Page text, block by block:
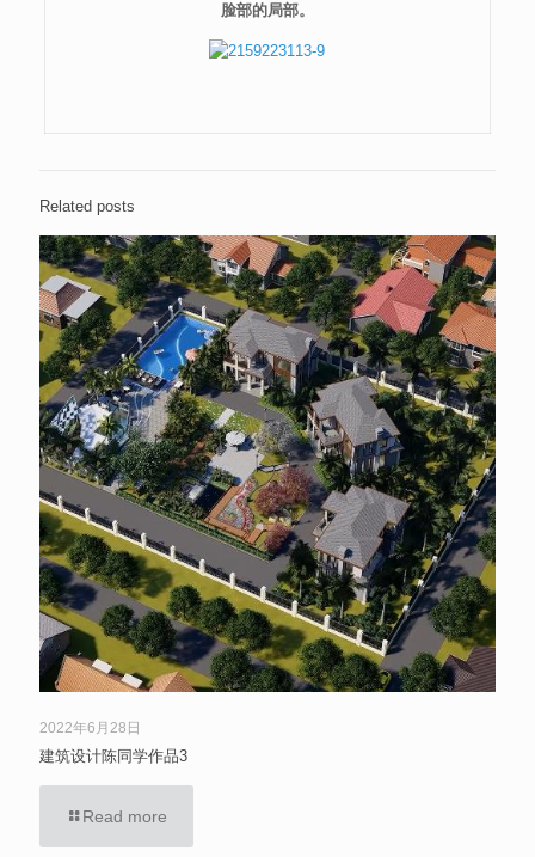
脸部的局部。
Related posts
2022年6月28日
建筑设计陈同学作品3
Read more